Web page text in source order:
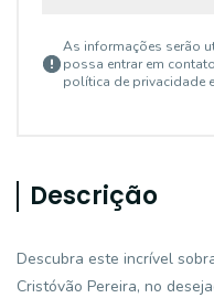
As informações serão
possa entrar em
política de privacidade
Descrição
Descubra este incrível
Cristóvão Pereira, no